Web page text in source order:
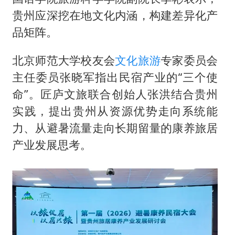
贵州应深挖在地文化内涵，构建差异化产
品矩阵。
北京师范大学校友会文化旅游专家委员会
主任委员张晓军指出民宿产业的“三个使
命”。匠庐文旅联合创始人张洪结合贵州
实践，提出贵州从资源优势走向系统能
力、从避暑流量走向长期留量的康养旅居
产业发展思考。